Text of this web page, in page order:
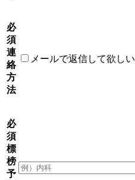
必
須
連
絡
方
法
メールで返信して欲しい
必
須
標
榜
予